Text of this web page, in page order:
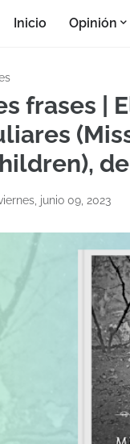
Inicio Opinión
frases |
junio 09, 2023